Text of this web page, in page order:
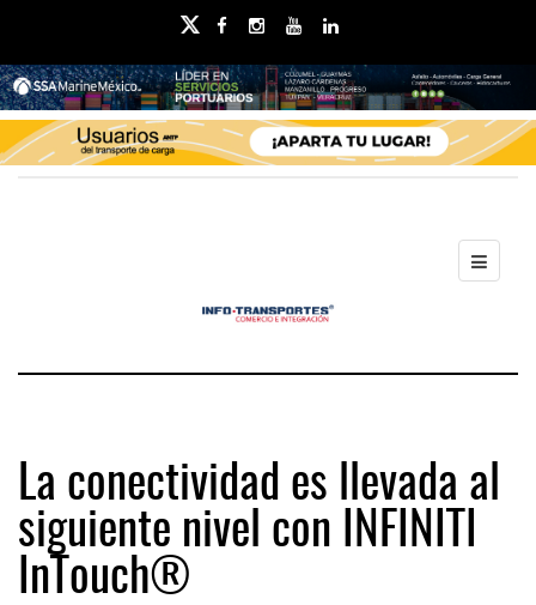
La conectividad es llevada al
siguiente nivel con INFINITI
InTouch®